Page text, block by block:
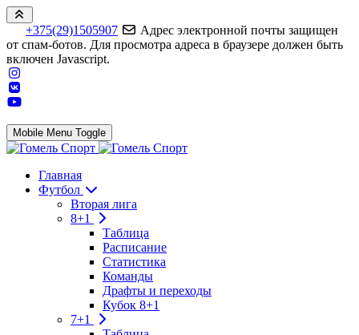
+375(29)1505907
Адрес электронной почты защищен
от спам-ботов. Для просмотра адреса в браузере должен быть
включен Javascript.
Mobile Menu Toggle
Главная
Футбол
Вторая лига
8+1
Таблица
Расписание
Статистика
Команды
Драфты и переходы
Кубок 8+1
7+1